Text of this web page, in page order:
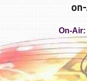
On-Air: